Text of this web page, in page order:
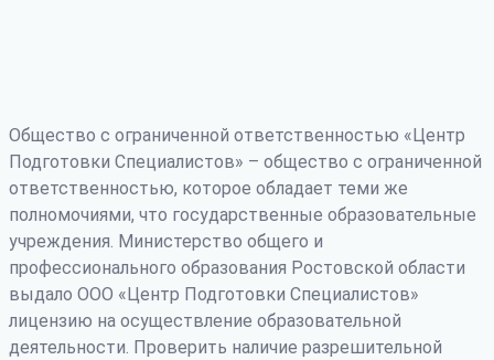
Общество с ограниченной ответственностью «Центр
Подготовки Специалистов» – общество с ограниченной
ответственностью, которое обладает теми же
полномочиями, что государственные образовательные
учреждения. Министерство общего и
профессионального образования Ростовской области
выдало ООО «Центр Подготовки Специалистов»
лицензию на осуществление образовательной
деятельности. Проверить наличие разрешительной